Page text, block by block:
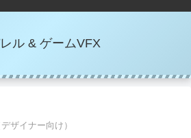
ル & ゲームVFX
ザイナー向け）